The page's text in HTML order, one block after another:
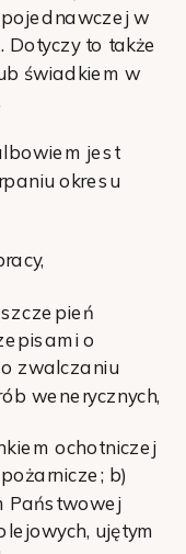
w
Dotyczy to także
świadkiem w
jest
okresu
o
zwalczaniu
wenerycznych,
ochotniczej
b)
Państwowej
ujętym